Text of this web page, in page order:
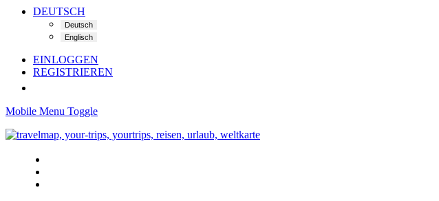
DEUTSCH
EINLOGGEN
REGISTRIEREN
Mobile Menu Toggle